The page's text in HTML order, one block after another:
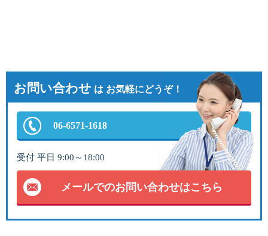
お問い合わせ は お気軽にどうぞ！
06-6571-1618
受付 平日 9:00～18:00
メールでのお問い合わせはこちら